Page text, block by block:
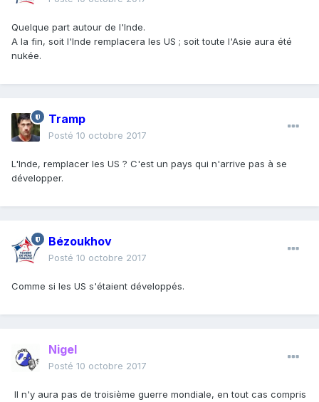
Quelque part autour de l'Inde.
A la fin, soit l'Inde remplacera les US ; soit toute l'Asie aura été
nukée.
Tramp
Posté 10 octobre 2017
L'Inde, remplacer les US ? C'est un pays qui n'arrive pas à se
développer.
Bézoukhov
Posté 10 octobre 2017
Comme si les US s'étaient développés.
Nigel
Posté 10 octobre 2017
Il n'y aura pas de troisième guerre mondiale, en tout cas compris